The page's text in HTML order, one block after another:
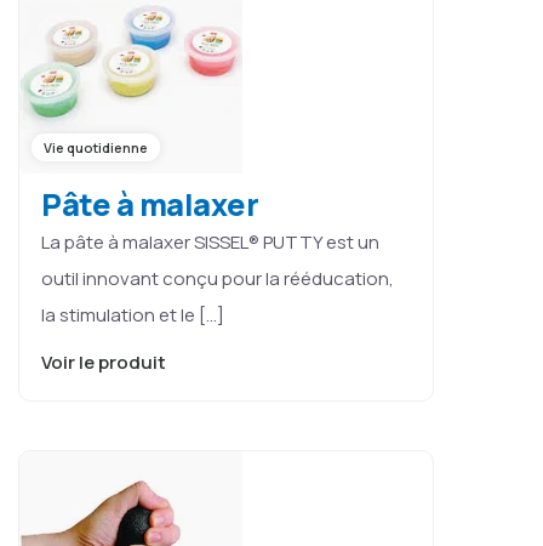
Vie quotidienne
Pâte à malaxer
La pâte à malaxer SISSEL® PUTTY est un
outil innovant conçu pour la rééducation,
la stimulation et le […]
Voir le produit